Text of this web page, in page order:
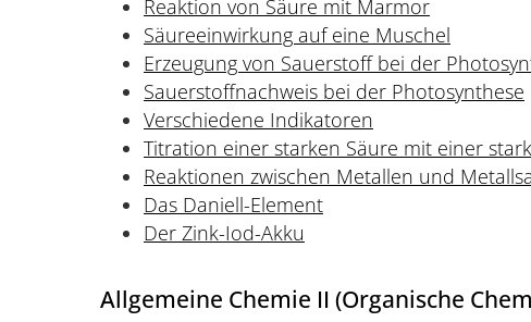
Reaktion von Säure mit Marmor
Säureeinwirkung auf eine Muschel
Erzeugung von Sauerstoff bei der
Sauerstoffnachweis bei der Photosynthese
Verschiedene Indikatoren
Titration einer starken Säure mit einer
Reaktionen zwischen Metallen und
Das Daniell-Element
Der Zink-Iod-Akku
Allgemeine Chemie II (Organische